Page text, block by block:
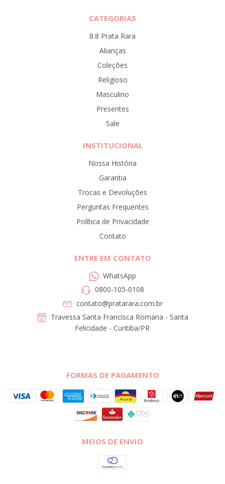
CATEGORIAS
8.8 Prata Rara
Alianças
Coleções
Religioso
Masculino
Presentes
Sale
INSTITUCIONAL
Nossa História
Garantia
Trocas e Devoluções
Perguntas Frequentes
Política de Privacidade
Contato
ENTRE EM CONTATO
WhatsApp
0800-105-0108
contato@pratarara.com.br
Travessa Santa Francisca Romana - Santa
Felicidade - Curitiba/PR
FORMAS DE PAGAMENTO
MEIOS DE ENVIO